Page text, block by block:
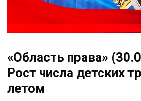
«Область права»
Рост числа детских
летом